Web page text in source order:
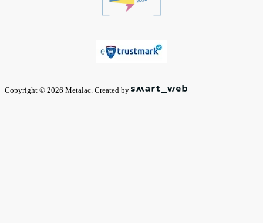
Copyright © 2026 Metalac. Created by